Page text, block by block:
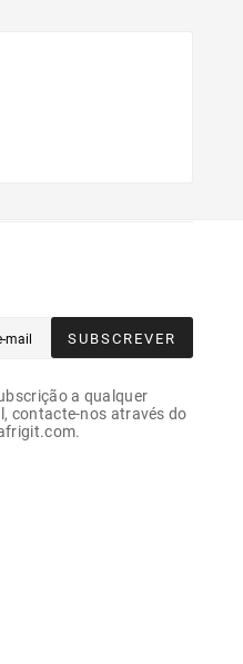
SUBSCREVER
a qualquer
contacte-nos através do